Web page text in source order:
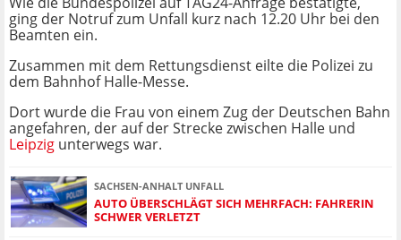
ging der Notruf zum Unfall kurz nach 12.20 Uhr bei den
Beamten ein.
Zusammen mit dem Rettungsdienst eilte die Polizei zu
dem Bahnhof Halle-Messe.
Dort wurde die Frau von einem Zug der Deutschen Bahn
angefahren, der auf der Strecke zwischen Halle und
Leipzig unterwegs war.
SACHSEN-ANHALT UNFALL
AUTO ÜBERSCHLÄGT SICH MEHRFACH: FAHRERIN
SCHWER VERLETZT